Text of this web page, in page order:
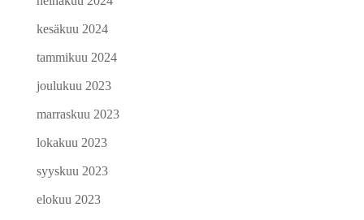
kesäkuu 2024
tammikuu 2024
joulukuu 2023
marraskuu 2023
lokakuu 2023
syyskuu 2023
elokuu 2023